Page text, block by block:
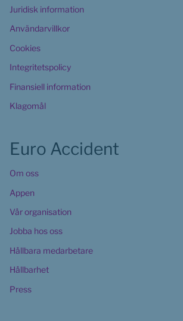
Juridisk information
Användarvillkor
Cookies
Integritetspolicy
Finansiell information
Klagomål
Euro Accident
Om oss
Appen
Vår organisation
Jobba hos oss
Hållbara medarbetare
Hållbarhet
Press